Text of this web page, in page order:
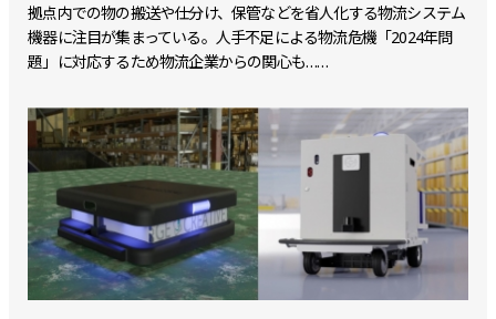
拠点内での物の搬送や仕分け、保管などを省人化する物流システム
機器に注目が集まっている。人手不足による物流危機「2024年問
題」に対応するため物流企業からの関心も……